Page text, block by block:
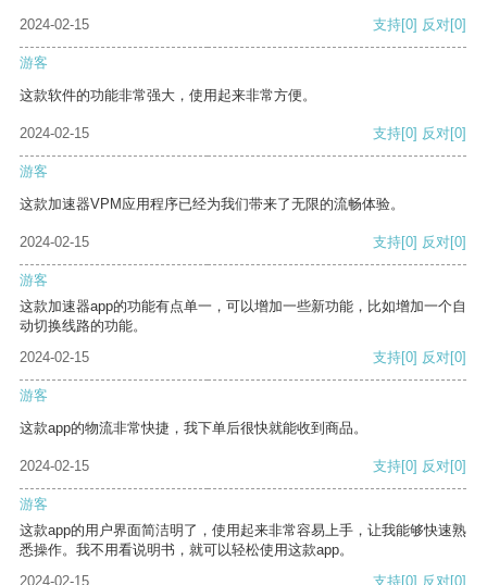
2024-02-15 支持[0] 反对[0]
游客
这款软件的功能非常强大，使用起来非常方便。
2024-02-15 支持[0] 反对[0]
游客
这款加速器VPM应用程序已经为我们带来了无限的流畅体验。
2024-02-15 支持[0] 反对[0]
游客
这款加速器app的功能有点单一，可以增加一些新功能，比如增加一个自
动切换线路的功能。
2024-02-15
支持[0] 反对[0]
游客
这款app的物流非常快捷，我下单后很快就能收到商品。
2024-02-15 支持[0] 反对[0]
游客
这款app的用户界面简洁明了，使用起来非常容易上手，让我能够快速熟
悉操作。我不用看说明书，就可以轻松使用这款app。
2024-02-15
支持[0] 反对[0]